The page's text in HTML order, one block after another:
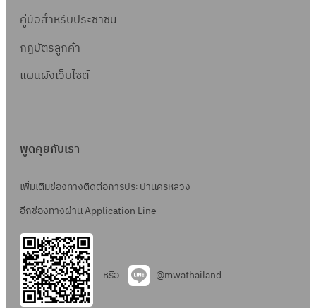
คู่มือสำหรับประชาชน
กฎบัตรลูกค้า
แผนผังเว็บไซต์
พูดคุยกับเรา
เพิ่มเติมช่องทางติดต่อการประปานครหลวง
อีกช่องทางผ่าน Application Line
หรือ @mwathailand